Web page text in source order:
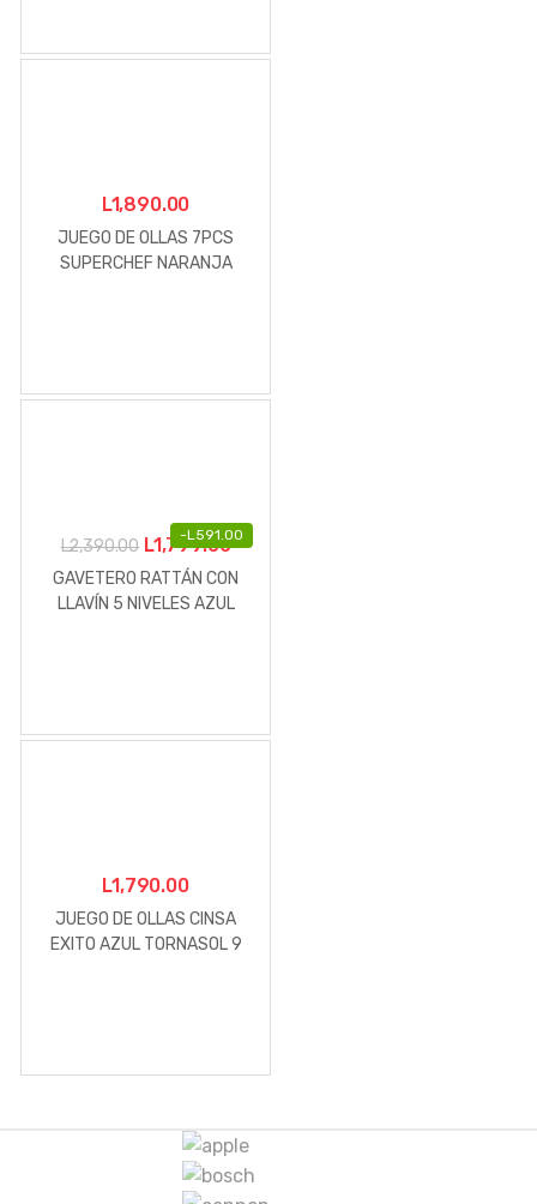
L1,890.00
JUEGO DE OLLAS 7PCS
SUPERCHEF NARANJA
-L591.00
L2,390.00 El
precio
original
L1,799.00El
precio
actual
GAVETERO RATTÁN CON
LLAVÍN 5 NIVELES AZUL
L1,790.00
JUEGO DE OLLAS CINSA
EXITO AZUL TORNASOL 9